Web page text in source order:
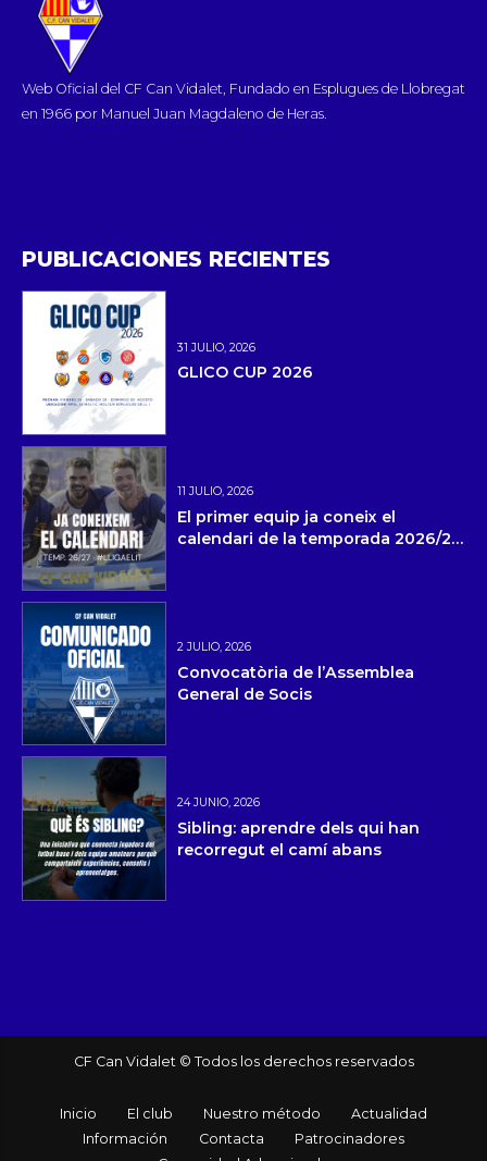
Web Oficial del CF Can Vidalet, Fundado en Esplugues de Llobregat
en 1966 por Manuel Juan Magdaleno de Heras.
PUBLICACIONES RECIENTES
31 JULIO, 2026
GLICO CUP 2026
11 JULIO, 2026
El primer equip ja coneix el
calendari de la temporada 2026/27
2 JULIO, 2026
Convocatòria de l’Assemblea
General de Socis
24 JUNIO, 2026
Sibling: aprendre dels qui han
recorregut el camí abans
CF Can Vidalet © Todos los derechos reservados
Inicio El club Nuestro método
Actualidad
Información
Contacta
Patrocinadores